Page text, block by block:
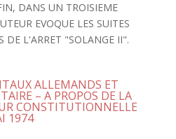
DANS UN TROISIEME
EVOQUE LES SUITES
DE L'ARRET "SOLANGE II".
ALLEMANDS ET
– A PROPOS DE LA
CONSTITUTIONNELLE
1974